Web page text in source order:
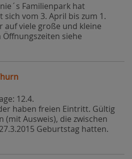
Familienpark hat
vom 3. April bis zum 1.
auf viele große und kleine
siehe
12.4.
haben freien Eintritt. Gültig
(mit Ausweis), die zwischen
Geburtstag hatten.